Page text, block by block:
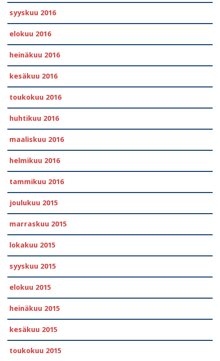
syyskuu 2016
elokuu 2016
heinäkuu 2016
kesäkuu 2016
toukokuu 2016
huhtikuu 2016
maaliskuu 2016
helmikuu 2016
tammikuu 2016
joulukuu 2015
marraskuu 2015
lokakuu 2015
syyskuu 2015
elokuu 2015
heinäkuu 2015
kesäkuu 2015
toukokuu 2015